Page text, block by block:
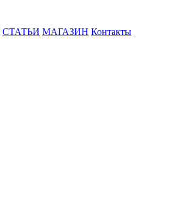
СТАТЬИ МАГАЗИН Контакты